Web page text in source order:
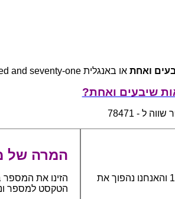
ואחת או באנגלית seventy-eight thousand four hundred and seventy-one
שיבעים ואחת?
ל - 78471
כתבו את המספר אותו יש להפוך למילים, לדוגמא: 1,921 והאנחנו נהפוך את
המרה של
הזינו את המספר
הטקסט למספר